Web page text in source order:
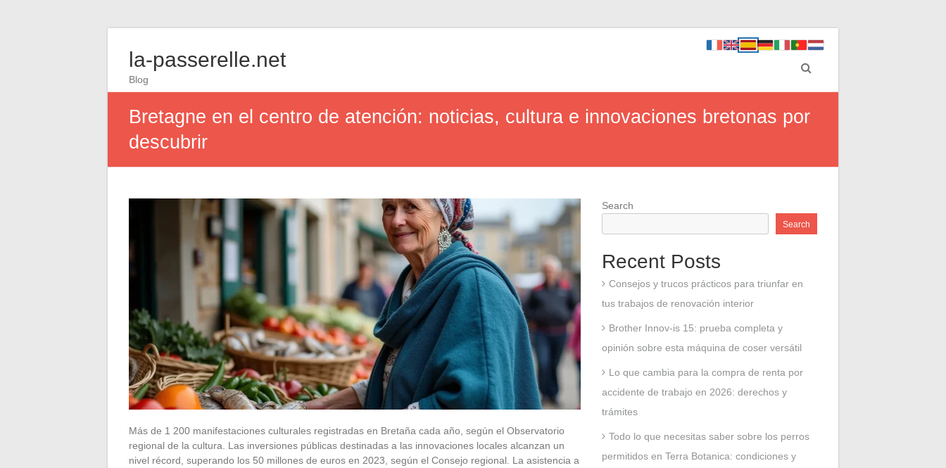
la-passerelle.net
Blog
Bretagne en el centro de atención: noticias, cultura e innovaciones bretonas por
descubrir
Más de 1 200 manifestaciones culturales registradas en Bretaña cada año, según el Observatorio
regional de la cultura. Las inversiones públicas destinadas a las innovaciones locales alcanzan un
nivel récord, superando los 50 millones de euros en 2023, según el Consejo regional. La asistencia a
Search
Search
Recent Posts
Consejos y trucos prácticos para triunfar en
tus trabajos de renovación interior
Brother Innov-is 15: prueba completa y
opinión sobre esta máquina de coser versátil
Lo que cambia para la compra de renta por
accidente de trabajo en 2026: derechos y
trámites
Todo lo que necesitas saber sobre los perros
permitidos en Terra Botanica: condiciones y